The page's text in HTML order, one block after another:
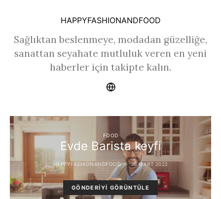
HAPPYFASHIONANDFOOD
Sağlıktan beslenmeye, modadan güzelliğe,
sanattan seyahate mutluluk veren en yeni
haberler için takipte kalın.
FOOD
Evde Barista keyfi
HAPPYFASHIONANDFOOD 30 MART 2022
GÖNDERIYI GÖRÜNTÜLE